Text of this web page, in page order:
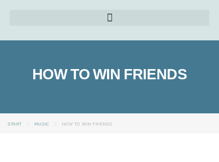
HOW TO WIN FRIENDS
START MUSIC HOW TO WIN FRIENDS